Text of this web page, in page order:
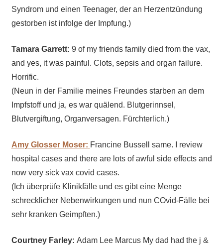
Syndrom und einen Teenager, der an Herzentzündung
gestorben ist infolge der Impfung.)
Tamara Garrett: 9 of my friends family died from the vax,
and yes, it was painful. Clots, sepsis and organ failure.
Horrific.
(Neun in der Familie meines Freundes starben an dem
Impfstoff und ja, es war quälend. Blutgerinnsel,
Blutvergiftung, Organversagen. Fürchterlich.)
Amy Glosser Moser: Francine Bussell same. I review
hospital cases and there are lots of awful side effects and
now very sick vax covid cases.
(Ich überprüfe Klinikfälle und es gibt eine Menge
schrecklicher Nebenwirkungen und nun COvid-Fälle bei
sehr kranken Geimpften.)
Courtney Farley: Adam Lee Marcus My dad had the j &